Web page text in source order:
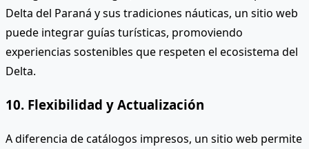
Delta del Paraná y sus tradiciones náuticas, un sitio web
puede integrar guías turísticas, promoviendo
experiencias sostenibles que respeten el ecosistema del
Delta.
10. Flexibilidad y Actualización
A diferencia de catálogos impresos, un sitio web permite